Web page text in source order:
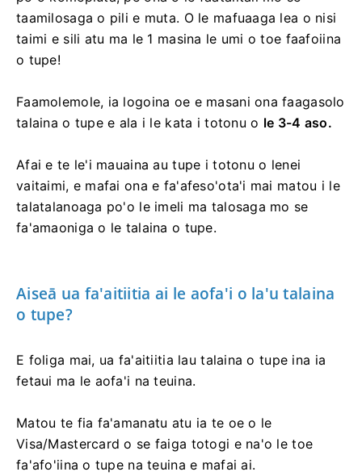
taamilosaga o pili e muta. O le mafuaaga lea o nisi
taimi e sili atu ma le 1 masina le umi o toe faafoiina
o tupe!
Faamolemole, ia logoina oe e masani ona faagasolo
talaina o tupe e ala i le kata i totonu o le 3-4 aso.
Afai e te le'i mauaina au tupe i totonu o lenei
vaitaimi, e mafai ona e fa'afeso'ota'i mai matou i le
talatalanoaga po'o le imeli ma talosaga mo se
fa'amaoniga o le talaina o tupe.
Aiseā ua fa'aitiitia ai le aofa'i o la'u talaina
o tupe?
E foliga mai, ua fa'aitiitia lau talaina o tupe ina ia
fetaui ma le aofa'i na teuina.
Matou te fia fa'amanatu atu ia te oe o le
Visa/Mastercard o se faiga totogi e na'o le toe
fa'afo'iina o tupe na teuina e mafai ai.